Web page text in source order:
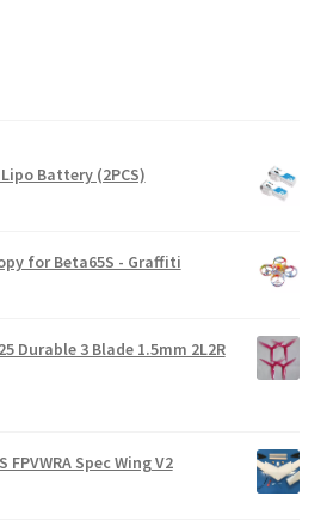
Lipo Battery (2PCS)
for Beta65S - Graffiti
Durable 3 Blade 1.5mm 2L2R
Spec Wing V2